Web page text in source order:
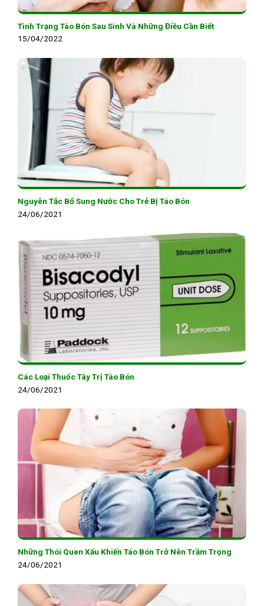
Tình Trạng Táo Bón Sau Sinh Và Những Điều Cần Biết
15/04/2022
Nguyên Tắc Bổ Sung Nước Cho Trẻ Bị Táo Bón
24/06/2021
Các Loại Thuốc Tây Trị Táo Bón
24/06/2021
Những Thói Quen Xấu Khiến Táo Bón Trở Nên Trầm Trọng
24/06/2021